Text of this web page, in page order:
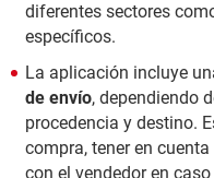
diferentes sectores
específicos.
La aplicación incluye
de envío, dependiendo
procedencia y destino.
compra, tener en
con el vendedor en